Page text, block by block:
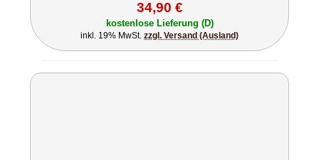
34,90 €
kostenlose Lieferung (D)
inkl. 19% MwSt. zzgl. Versand (Ausland)